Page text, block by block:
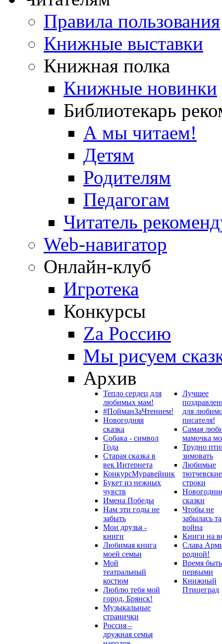
Правила пользования
Книжные выставки
Книжная полка
Книжные новинки
Библиотекарь
А мы читаем!
Детям
Родителям
Педагогам
Читатель
Web-навигатор
Онлайн-клуб
Игротека
Конкурсы
Zа Россию
Мы рисуем
Архив
Тепло сердец для
любимых мам!
#ПойманЗаЧтением!
Новогодняя
сказка
Собака - символ
Года
Старая сказка в
век Интернета
КонкурсМуравейник
Букет из нежных
чувств
Имена Победы
Нам эти годы не
забыть
Мои друзья -
книги
Любимая книга
моей семьи
Мой
театральный
костюм
Люблю тебя мой
город, Брянск!
Музыкальные
странички
Россия –
дружная семья
Лучшее
для
писателя!
Самая
мамочка
Трудно
зимовать
Любимые
тютчевские
строки
сказки
Чтобы не
забылась та
война
Книги на
Слава
родной!
Время быть
первыми
Книжный
Птицеград